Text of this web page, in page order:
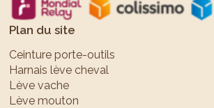
Plan du site
Ceinture porte-outils
Harnais lève cheval
Lève vache
Lève mouton